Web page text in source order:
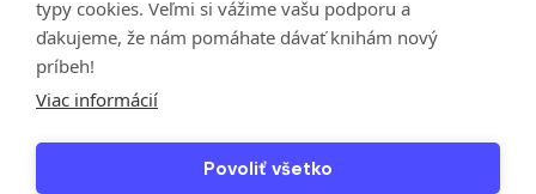
typy cookies. Veľmi si vážime vašu podporu a
ďakujeme, že nám pomáhate dávať knihám nový
príbeh!
Viac informácií
Povoliť všetko
Informácie